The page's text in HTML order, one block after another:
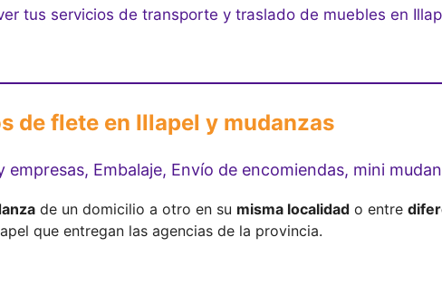
tus servicios de transporte y traslado de muebles en
de flete en Illapel y mudanzas
empresas, Embalaje, Envío de encomiendas, mini
de un domicilio a otro en su misma localidad o entre
que entregan las agencias de la provincia.